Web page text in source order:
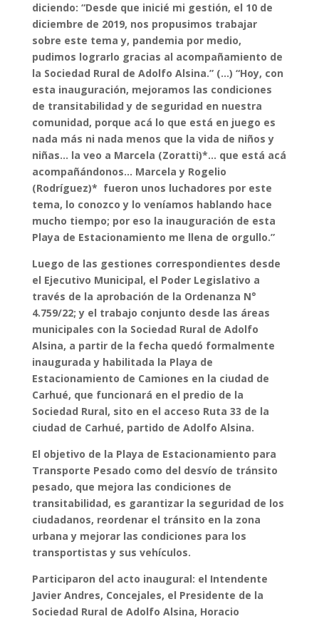
diciendo: “Desde que inicié mi gestión, el 10 de
diciembre de 2019, nos propusimos trabajar
sobre este tema y, pandemia por medio,
pudimos lograrlo gracias al acompañamiento de
la Sociedad Rural de Adolfo Alsina.” (…) “Hoy, con
esta inauguración, mejoramos las condiciones
de transitabilidad y de seguridad en nuestra
comunidad, porque acá lo que está en juego es
nada más ni nada menos que la vida de niños y
niñas… la veo a Marcela (Zoratti)*… que está acá
acompañándonos… Marcela y Rogelio
(Rodríguez)* fueron unos luchadores por este
tema, lo conozco y lo veníamos hablando hace
mucho tiempo; por eso la inauguración de esta
Playa de Estacionamiento me llena de orgullo.”
Luego de las gestiones correspondientes desde
el Ejecutivo Municipal, el Poder Legislativo a
través de la aprobación de la Ordenanza N°
4.759/22; y el trabajo conjunto desde las áreas
municipales con la Sociedad Rural de Adolfo
Alsina, a partir de la fecha quedó formalmente
inaugurada y habilitada la Playa de
Estacionamiento de Camiones en la ciudad de
Carhué, que funcionará en el predio de la
Sociedad Rural, sito en el acceso Ruta 33 de la
ciudad de Carhué, partido de Adolfo Alsina.
El objetivo de la Playa de Estacionamiento para
Transporte Pesado como del desvío de tránsito
pesado, que mejora las condiciones de
transitabilidad, es garantizar la seguridad de los
ciudadanos, reordenar el tránsito en la zona
urbana y mejorar las condiciones para los
transportistas y sus vehículos.
Participaron del acto inaugural: el Intendente
Javier Andres, Concejales, el Presidente de la
Sociedad Rural de Adolfo Alsina, Horacio